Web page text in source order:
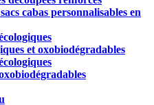
cabas personnalisables en
et oxobiodégradables